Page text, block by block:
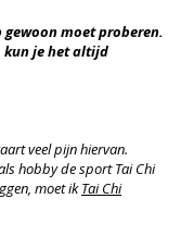
moet proberen.
kun je het altijd
veel pijn hiervan.
hobby de sport Tai Chi
moet ikTai Chi